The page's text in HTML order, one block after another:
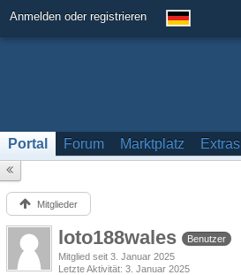
Anmelden oder registrieren
Portal Forum Marktplatz Extras
Mitglieder
loto188wales
Benutzer
Mitglied seit 3. Januar 2025
Letzte Aktivität 3. Januar 2025